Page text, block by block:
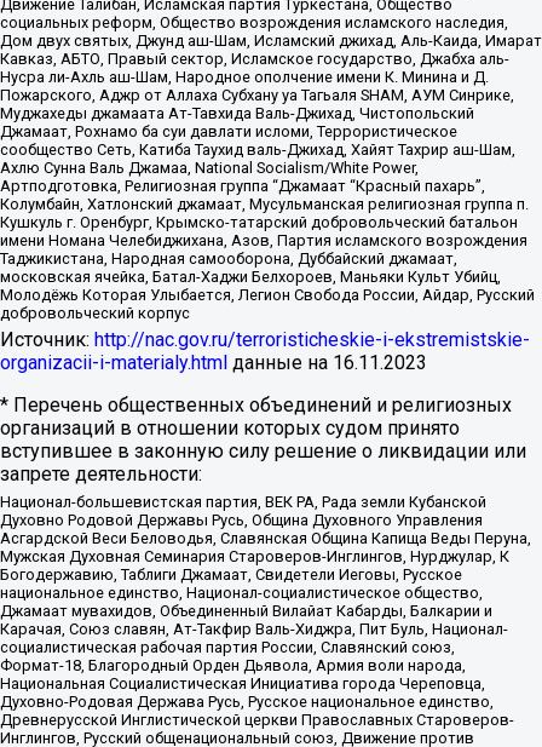
Движение Талибан, Исламская партия Туркестана, Общество
социальных реформ, Общество возрождения исламского наследия,
Дом двух святых, Джунд аш-Шам, Исламский джихад, Аль-Каида, Имарат
Кавказ, АБТО, Правый сектор, Исламское государство, Джабха аль-
Нусра ли-Ахль аш-Шам, Народное ополчение имени К. Минина и Д.
Пожарского, Аджр от Аллаха Субхану уа Тагьаля SHAM, АУМ Синрике,
Муджахеды джамаата Ат-Тавхида Валь-Джихад, Чистопольский
Джамаат, Рохнамо ба суи давлати исломи, Террористическое
сообщество Сеть, Катиба Таухид валь-Джихад, Хайят Тахрир аш-Шам,
Ахлю Сунна Валь Джамаа, National Socialism/White Power,
Артподготовка, Религиозная группа “Джамаат “Красный пахарь”,
Колумбайн, Хатлонский джамаат, Мусульманская религиозная группа п.
Кушкуль г. Оренбург, Крымско-татарский добровольческий батальон
имени Номана Челебиджихана, Азов, Партия исламского возрождения
Таджикистана, Народная самооборона, Дуббайский джамаат,
московская ячейка, Батал-Хаджи Белхороев, Маньяки Культ Убийц,
Молодёжь Которая Улыбается, Легион Свобода России, Айдар, Русский
добровольческий корпус
Источник: http://nac.gov.ru/terroristicheskie-i-ekstremistskie-
organizacii-i-materialy.html данные на 16.11.2023
* Перечень общественных объединений и религиозных
организаций в отношении которых судом принято
вступившее в законную силу решение о ликвидации или
запрете деятельности:
Национал-большевистская партия, ВЕК РА, Рада земли Кубанской
Духовно Родовой Державы Русь, Община Духовного Управления
Асгардской Веси Беловодья, Славянская Община Капища Веды Перуна,
Мужская Духовная Семинария Староверов-Инглингов, Нурджулар, К
Богодержавию, Таблиги Джамаат, Свидетели Иеговы, Русское
национальное единство, Национал-социалистическое общество,
Джамаат мувахидов, Объединенный Вилайат Кабарды, Балкарии и
Карачая, Союз славян, Ат-Такфир Валь-Хиджра, Пит Буль, Национал-
социалистическая рабочая партия России, Славянский союз,
Формат-18, Благородный Орден Дьявола, Армия воли народа,
Национальная Социалистическая Инициатива города Череповца,
Духовно-Родовая Держава Русь, Русское национальное единство,
Древнерусской Инглистической церкви Православных Староверов-
Инглингов, Русский общенациональный союз, Движение против